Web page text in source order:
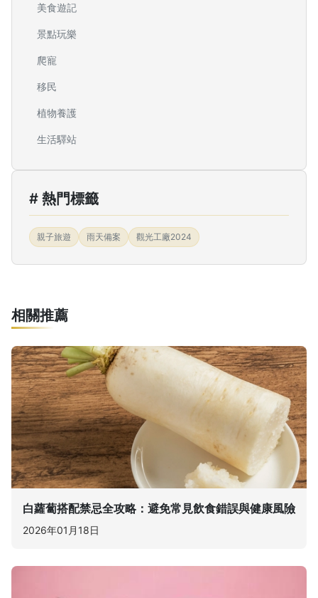
美食遊記
景點玩樂
爬寵
移民
植物養護
生活驛站
# 熱門標籤
親子旅遊 雨天備案 觀光工廠2024
相關推薦
白蘿蔔搭配禁忌全攻略：避免常見飲食錯誤與健康風險
2026年01月18日